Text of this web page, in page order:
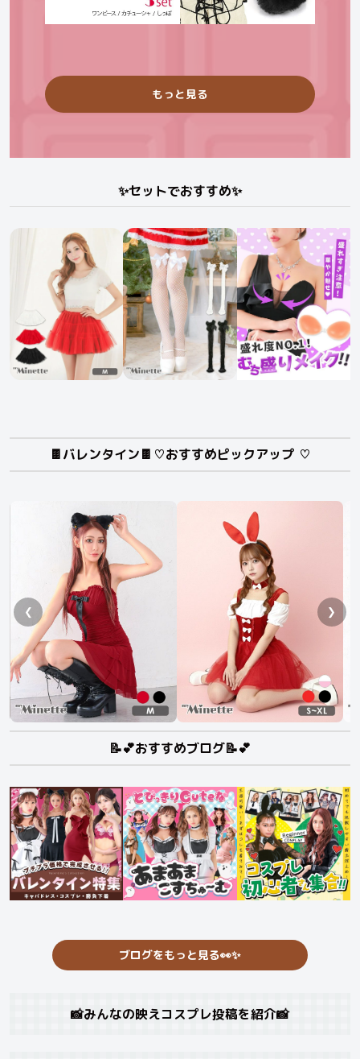
もっと見る
✨セットでおすすめ✨
🍫バレンタイン🍫♡おすすめピックアップ ♡
❮ ❯
📝💕おすすめブログ📝💕
ブログをもっと見る👀✨
📸みんなの映えコスプレ投稿を紹介📸